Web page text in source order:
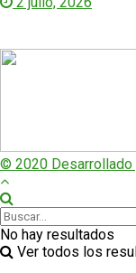
© 2020 Desarrollado
No hay resultados
Ver todos los